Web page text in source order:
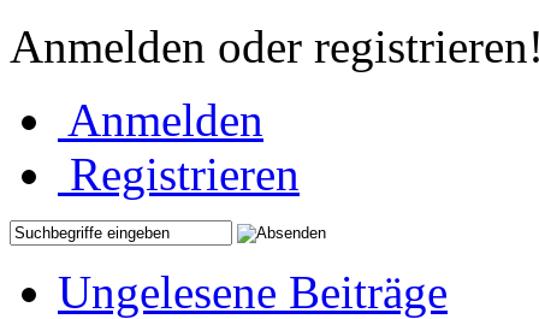
Anmelden oder
Anmelden
Registrieren
Ungelesene Beiträge